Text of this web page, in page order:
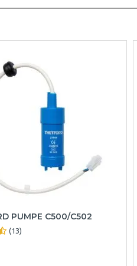
PUMPE C500/C502
(13)